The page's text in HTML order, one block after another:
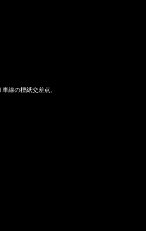
線の檀紙交差点。